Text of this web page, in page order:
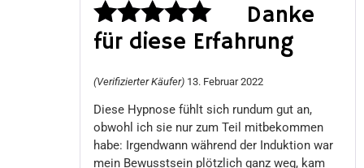
Bewertet
Danke
für diese Erfahrung
(Verifizierter Käufer) 13. Februar 2022
Diese Hypnose fühlt sich rundum gut an,
obwohl ich sie nur zum Teil mitbekommen
habe: Irgendwann während der Induktion war
mein Bewusstsein plötzlich ganz weg, kam